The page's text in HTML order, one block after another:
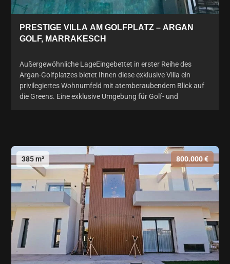
PRESTIGE VILLA AM GOLFPLATZ – ARGAN
GOLF, MARRAKESCH
Außergewöhnliche LageEingebettet in erster Reihe des
Argan-Golfplatzes bietet Ihnen diese exklusive Villa ein
privilegiertes Wohnumfeld mit atemberaubendem Blick auf
die Greens. Eine exklusive Umgebung für Golf- und
385 m² 800.000 €